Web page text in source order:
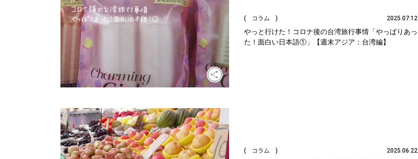
( コラム ) 2025.07.12
やっと行けた！コロナ後の台湾旅行事情「やっぱりあっ
た！面白い日本語①」【週末アジア：台湾編】
( コラム ) 2025.06.22